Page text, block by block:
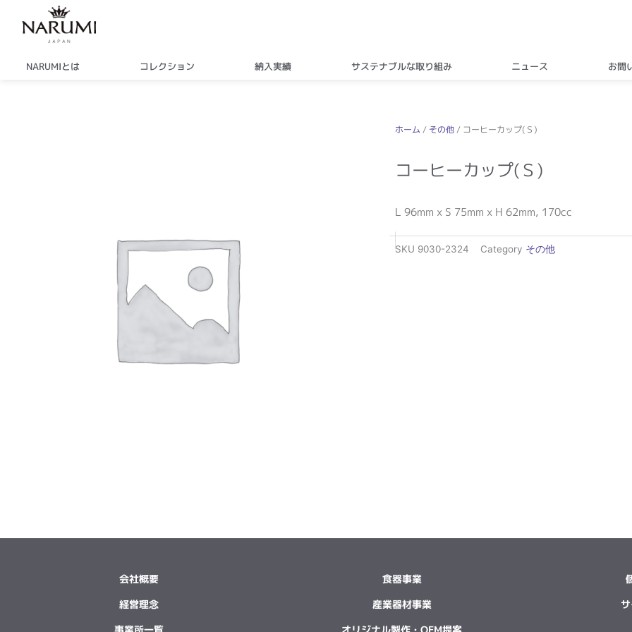
NARUMIとは コレクション 納入実績 サステナブルな取り組み ニュース お問
ホーム / その他 / コーヒーカップ(Ｓ)
コーヒーカップ(Ｓ)
L 96mm x S 75mm x H 62mm, 170cc
SKU 9030-2324 Category その他
会社概要
経営理念
事業所一覧
食器事業
産業器材事業
オリジナル製作・OEM提案